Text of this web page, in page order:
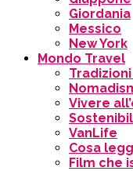
Giordania
Messico
New York
Mondo Travel
Vivere
VanLife
Cosa
Film che